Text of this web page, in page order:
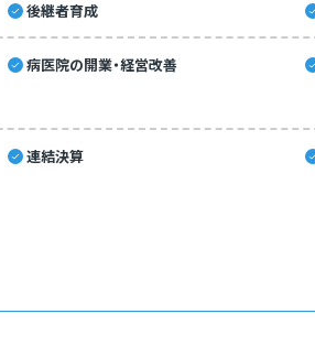
後継者育成
病医院の開業・経営改善
連結決算